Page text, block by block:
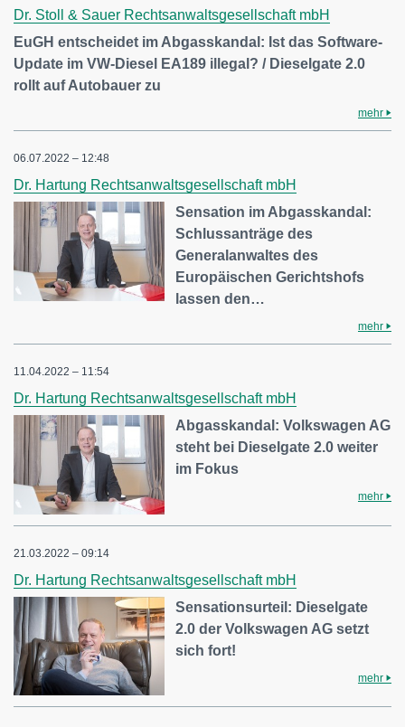
Dr. Stoll & Sauer Rechtsanwaltsgesellschaft mbH
EuGH entscheidet im Abgasskandal: Ist das Software-
Update im VW-Diesel EA189 illegal? / Dieselgate 2.0
rollt auf Autobauer zu
mehr
06.07.2022 – 12:48
Dr. Hartung Rechtsanwaltsgesellschaft mbH
Sensation im Abgasskandal:
Schlussanträge des
Generalanwaltes des
Europäischen Gerichtshofs
lassen den…
mehr
11.04.2022 – 11:54
Dr. Hartung Rechtsanwaltsgesellschaft mbH
Abgasskandal: Volkswagen AG
steht bei Dieselgate 2.0 weiter
im Fokus
mehr
21.03.2022 – 09:14
Dr. Hartung Rechtsanwaltsgesellschaft mbH
Sensationsurteil: Dieselgate
2.0 der Volkswagen AG setzt
sich fort!
mehr